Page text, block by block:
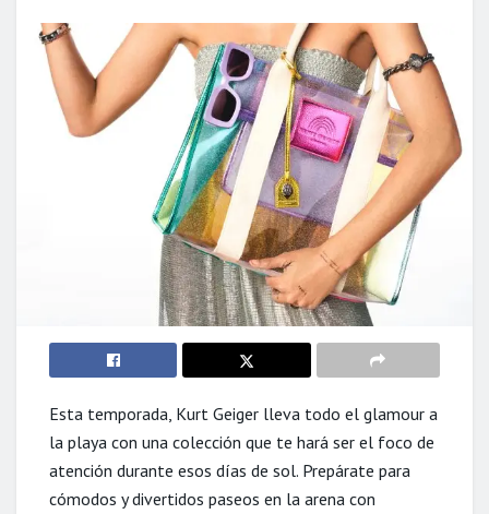
Esta temporada, Kurt Geiger lleva todo el glamour a
la playa con una colección que te hará ser el foco de
atención durante esos días de sol. Prepárate para
cómodos y divertidos paseos en la arena con